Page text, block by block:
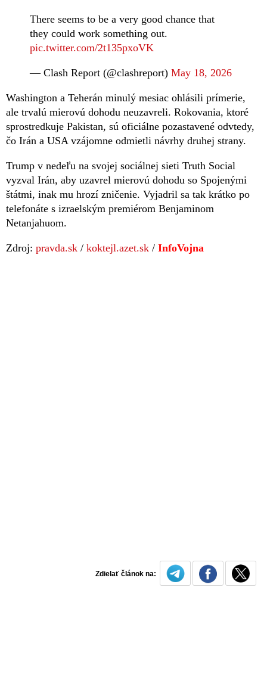
There seems to be a very good chance that
they could work something out.
pic.twitter.com/2t135pxoVK
— Clash Report (@clashreport) May 18, 2026
Washington a Teherán minulý mesiac ohlásili prímerie,
ale trvalú mierovú dohodu neuzavreli. Rokovania, ktoré
sprostredkuje Pakistan, sú oficiálne pozastavené odvtedy,
čo Irán a USA vzájomne odmietli návrhy druhej strany.
Trump v nedeľu na svojej sociálnej sieti Truth Social
vyzval Irán, aby uzavrel mierovú dohodu so Spojenými
štátmi, inak mu hrozí zničenie. Vyjadril sa tak krátko po
telefonáte s izraelským premiérom Benjaminom
Netanjahuom.
Zdroj: pravda.sk / koktejl.azet.sk / InfoVojna
Zdielať článok na: